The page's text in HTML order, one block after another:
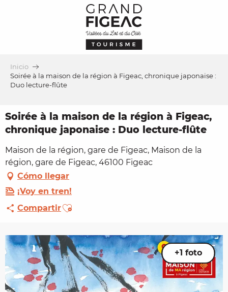
Inicio
Soirée à la maison de la région à Figeac, chronique japonaise :
Duo lecture-flûte
Soirée à la maison de la région à Figeac,
chronique japonaise : Duo lecture-flûte
Maison de la région, gare de Figeac, Maison de la
région, gare de Figeac, 46100 Figeac
Cómo llegar
¡Voy en tren!
CompartirAjouter aux favoris
+1 foto